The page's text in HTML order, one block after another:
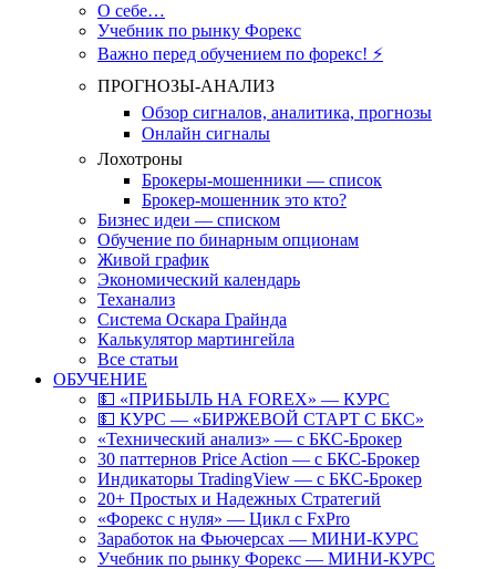
О себе…
Учебник по рынку Форекс
Важно перед обучением по форекс! ⚡
ПРОГНОЗЫ-АНАЛИЗ
Обзор сигналов, аналитика, прогнозы
Онлайн сигналы
Лохотроны
Брокеры-мошенники — список
Брокер-мошенник это кто?
Бизнес идеи — списком
Обучение по бинарным опционам
Живой график
Экономический календарь
Теханализ
Система Оскара Грайнда
Калькулятор мартингейла
Все статьи
ОБУЧЕНИЕ
💵 «ПРИБЫЛЬ НА FOREX» — КУРС
💵 КУРС — «БИРЖЕВОЙ СТАРТ С БКС»
«Технический анализ» — с БКС-Брокер
30 паттернов Price Action — с БКС-Брокер
Индикаторы TradingView — с БКС-Брокер
20+ Простых и Надежных Стратегий
«Форекс с нуля» — Цикл с FxPro
Заработок на Фьючерсах — МИНИ-КУРС
Учебник по рынку Форекс — МИНИ-КУРС